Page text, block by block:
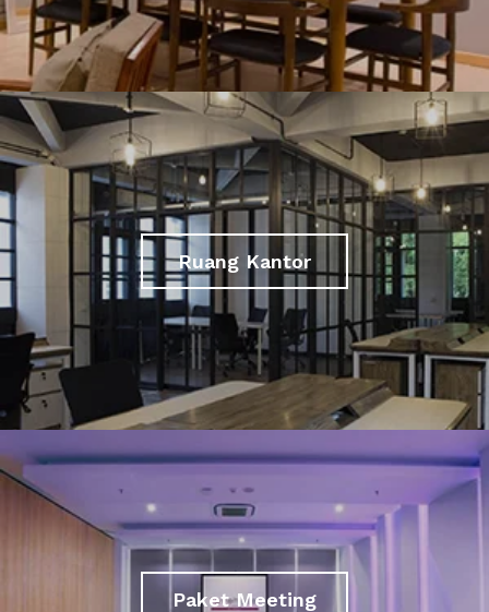
Ruang Kantor
Paket Meeting